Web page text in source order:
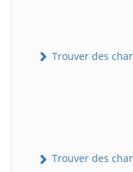
Trouver des
Trouver des